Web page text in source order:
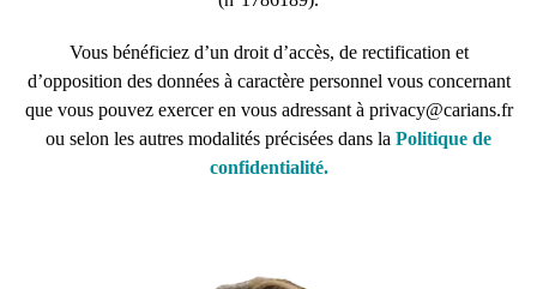
Vous bénéficiez d’un droit d’accès, de rectification et
d’opposition des données à caractère personnel vous concernant
que vous pouvez exercer en vous adressant à privacy@carians.fr
ou selon les autres modalités précisées dans la Politique de
confidentialité.